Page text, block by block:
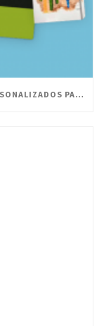
OFICINA CON ESTILO: ACCESORIOS PERSONALIZADOS PARA UN ESPACIO INNOVADOR